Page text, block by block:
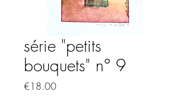
série "petits
bouquets" n° 9
€18.00Price